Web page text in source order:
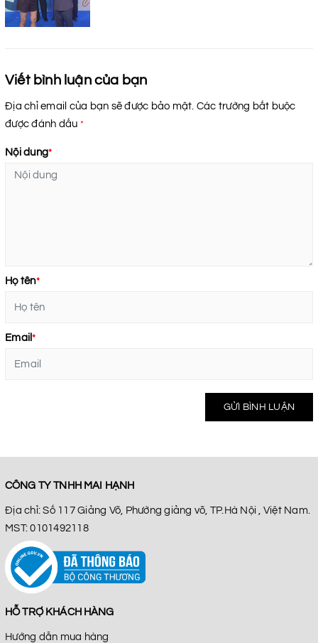
Viết bình luận của bạn
Địa chỉ email của bạn sẽ được bảo mật. Các trường bắt buộc
được đánh dấu *
Nội dung*
Họ tên*
Email*
GỬI BÌNH LUẬN
CÔNG TY TNHH MAI HẠNH
Địa chỉ: Số 117 Giảng Võ, Phường giảng võ, TP.Hà Nội , Việt Nam.
MST: 0101492118
HỖ TRỢ KHÁCH HÀNG
Hướng dẫn mua hàng